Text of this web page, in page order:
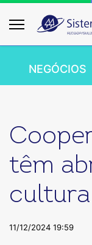
NEGÓCIOS
têm
11/12/2024 19:59